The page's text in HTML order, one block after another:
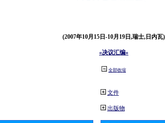
(2007年10月15日-10月19日,瑞士,日内瓦)
«决议汇编»
全部收缩
文件
出版物